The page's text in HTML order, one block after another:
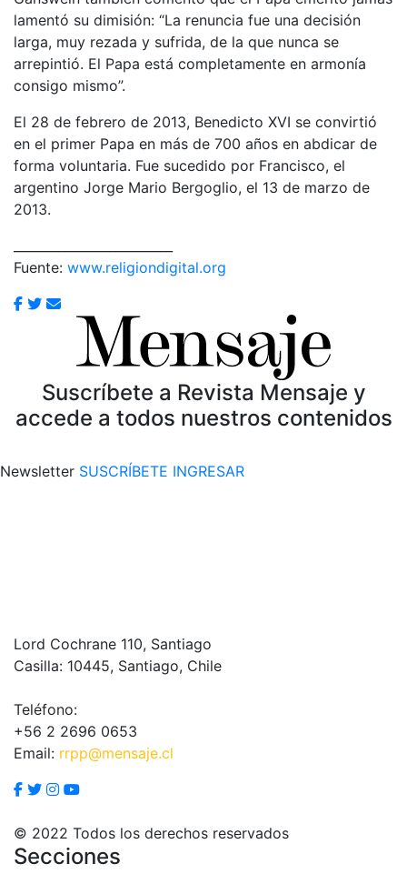
lamentó su dimisión: “La renuncia fue una decisión
larga, muy rezada y sufrida, de la que nunca se
arrepintió. El Papa está completamente en armonía
consigo mismo”.
El 28 de febrero de 2013, Benedicto XVI se convirtió
en el primer Papa en más de 700 años en abdicar de
forma voluntaria. Fue sucedido por Francisco, el
argentino Jorge Mario Bergoglio, el 13 de marzo de
2013.
Fuente: www.religiondigital.org
Suscríbete a Revista Mensaje y
accede a todos nuestros contenidos
Newsletter SUSCRÍBETE INGRESAR
Lord Cochrane 110, Santiago
Casilla: 10445, Santiago, Chile
Teléfono:
+56 2 2696 0653
Email: rrpp@mensaje.cl
© 2022 Todos los derechos reservados
Secciones